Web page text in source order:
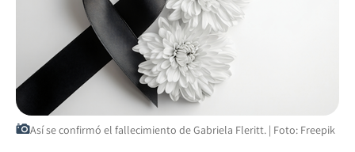
Así se confirmó el fallecimiento de Gabriela Fleritt. | Foto: Freepik